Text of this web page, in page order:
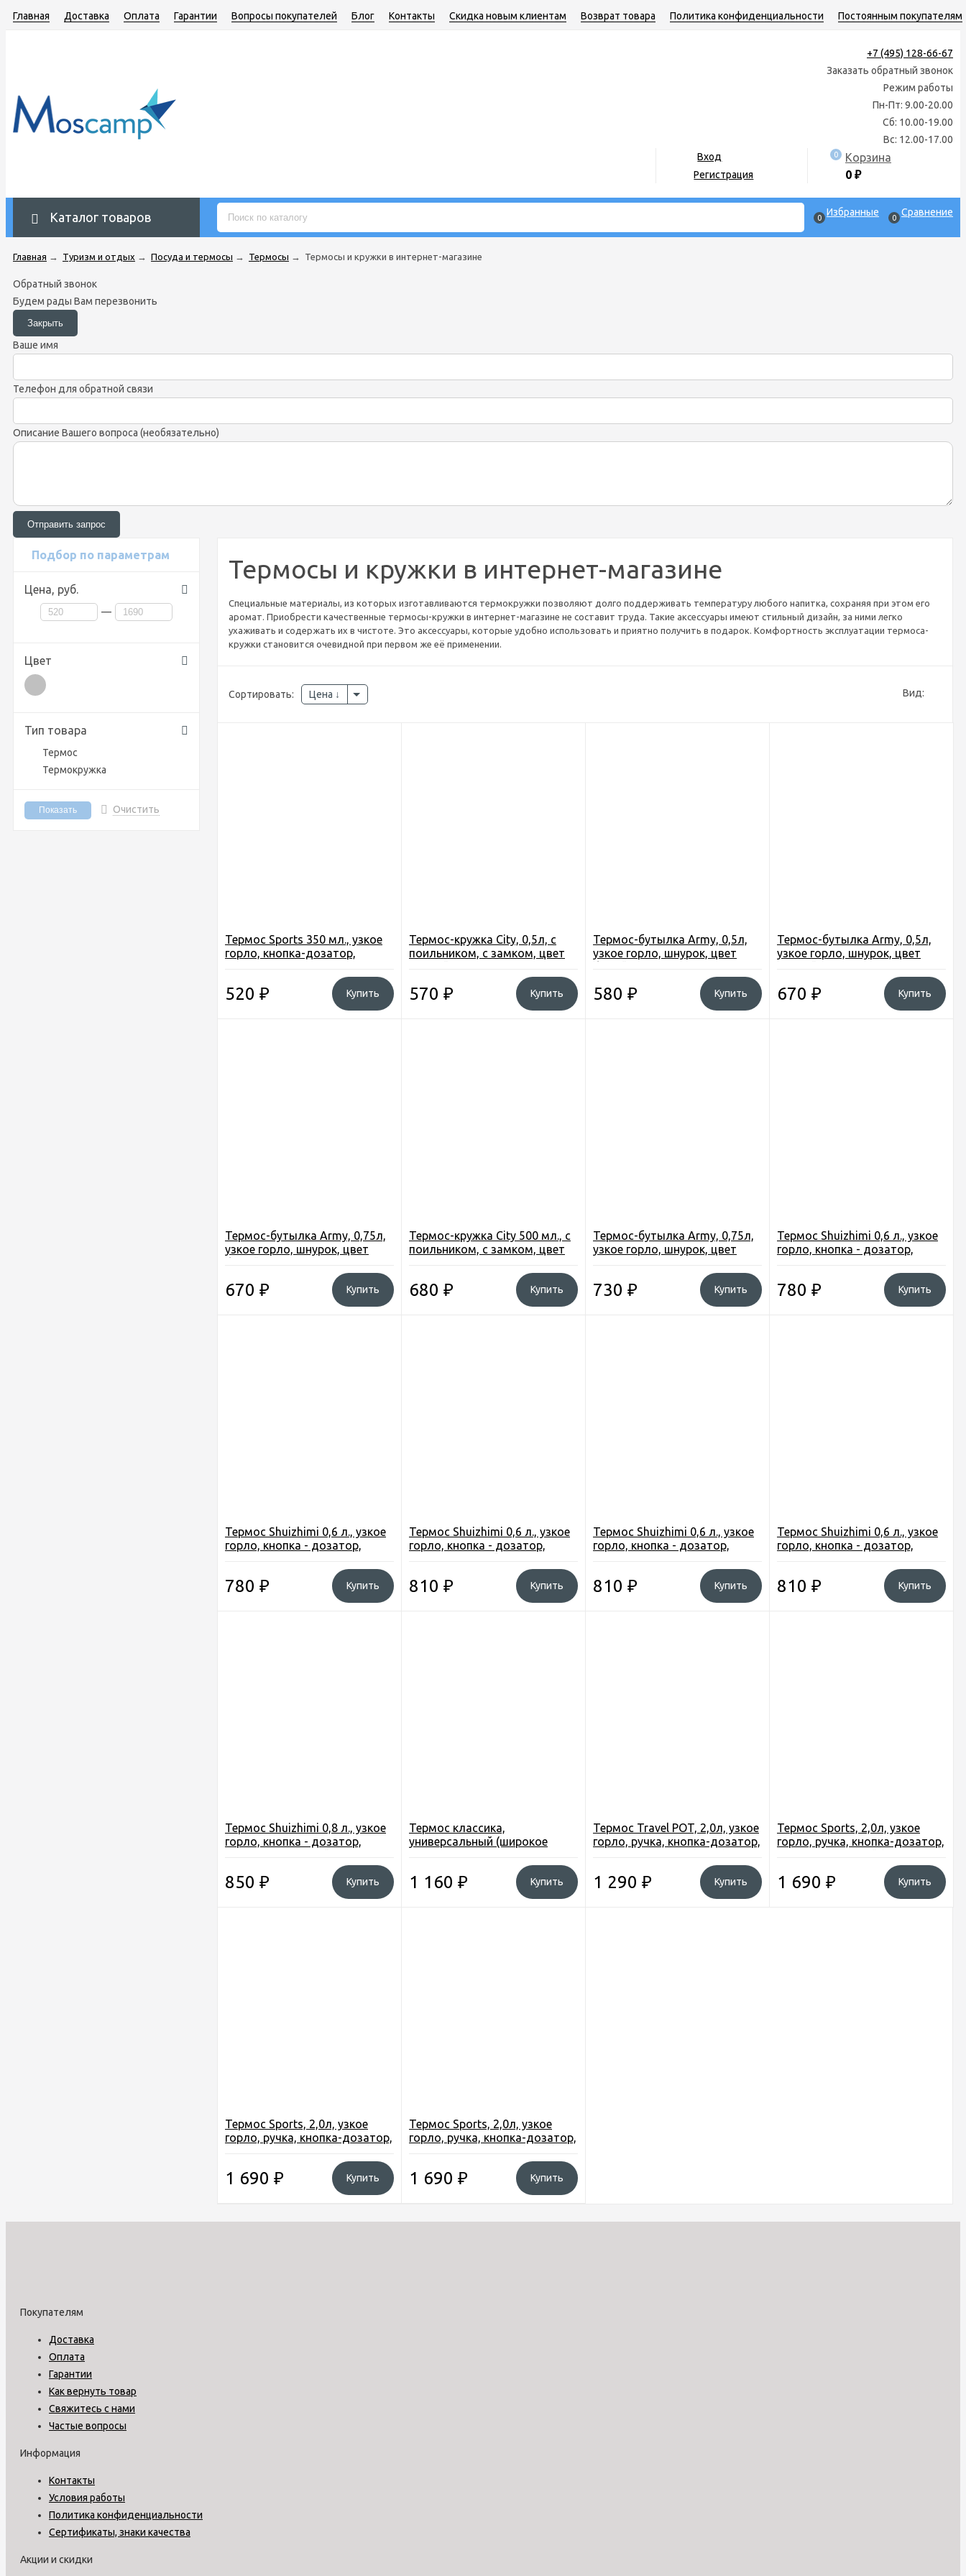
Главная Доставка Оплата Гарантии Вопросы покупателей Блог Контакты Скидка новым клиентам Возврат товара Политика конфиденциальности Постоянным покупателям
+7 (495) 128-66-67
Заказать обратный звонок
Режим работы
Пн-Пт: 9.00-20.00
Сб: 10.00-19.00
Вс: 12.00-17.00
Вход
Регистрация
0
Корзина
0 ₽
Каталог товаров 0 Избранные 0 Сравнение
Главная → Туризм и отдых → Посуда и термосы → Термосы → Термосы и кружки в интернет-магазине
Обратный звонок
Будем рады Вам перезвонить
Ваше имя
Телефон для обратной связи
Описание Вашего вопроса (необязательно)
Подбор по параметрам
Цена, руб.
—
Цвет
Тип товара
Термос
Термокружка
Очистить
Термосы и кружки в интернет-магазине
Специальные материалы, из которых изготавливаются термокружки позволяют долго поддерживать температуру любого напитка, сохраняя при этом его
аромат. Приобрести качественные термосы-кружки в интернет-магазине не составит труда. Такие аксессуары имеют стильный дизайн, за ними легко
ухаживать и содержать их в чистоте. Это аксессуары, которые удобно использовать и приятно получить в подарок. Комфортность эксплуатации термоса-
кружки становится очевидной при первом же её применении.
Сортировать: Цена Вид:
Термос Sports 350 мл., узкое
горло, кнопка-дозатор,
520 ₽ Купить
Термос-кружка City, 0,5л, с
поильником, с замком, цвет
570 ₽ Купить
Термос-бутылка Army, 0,5л,
узкое горло, шнурок, цвет
580 ₽ Купить
Термос-бутылка Army, 0,5л,
узкое горло, шнурок, цвет
670 ₽ Купить
Термос-бутылка Army, 0,75л,
узкое горло, шнурок, цвет
670 ₽ Купить
Термос-кружка City 500 мл., с
поильником, с замком, цвет
680 ₽ Купить
Термос-бутылка Army, 0,75л,
узкое горло, шнурок, цвет
730 ₽ Купить
Термос Shuizhimi 0,6 л., узкое
горло, кнопка - дозатор,
780 ₽ Купить
Термос Shuizhimi 0,6 л., узкое
горло, кнопка - дозатор,
780 ₽ Купить
Термос Shuizhimi 0,6 л., узкое
горло, кнопка - дозатор,
810 ₽ Купить
Термос Shuizhimi 0,6 л., узкое
горло, кнопка - дозатор,
810 ₽ Купить
Термос Shuizhimi 0,6 л., узкое
горло, кнопка - дозатор,
810 ₽ Купить
Термос Shuizhimi 0,8 л., узкое
горло, кнопка - дозатор,
850 ₽ Купить
Термос классика,
универсальный (широкое
1 160 ₽ Купить
Термос Travel POT, 2,0л, узкое
горло, ручка, кнопка-дозатор,
1 290 ₽ Купить
Термос Sports, 2,0л, узкое
горло, ручка, кнопка-дозатор,
1 690 ₽ Купить
Термос Sports, 2,0л, узкое
горло, ручка, кнопка-дозатор,
1 690 ₽ Купить
Термос Sports, 2,0л, узкое
горло, ручка, кнопка-дозатор,
1 690 ₽ Купить
Покупателям
Доставка
Оплата
Гарантии
Как вернуть товар
Свяжитесь с нами
Частые вопросы
Информация
Контакты
Условия работы
Политика конфиденциальности
Сертификаты, знаки качества
Акции и скидки